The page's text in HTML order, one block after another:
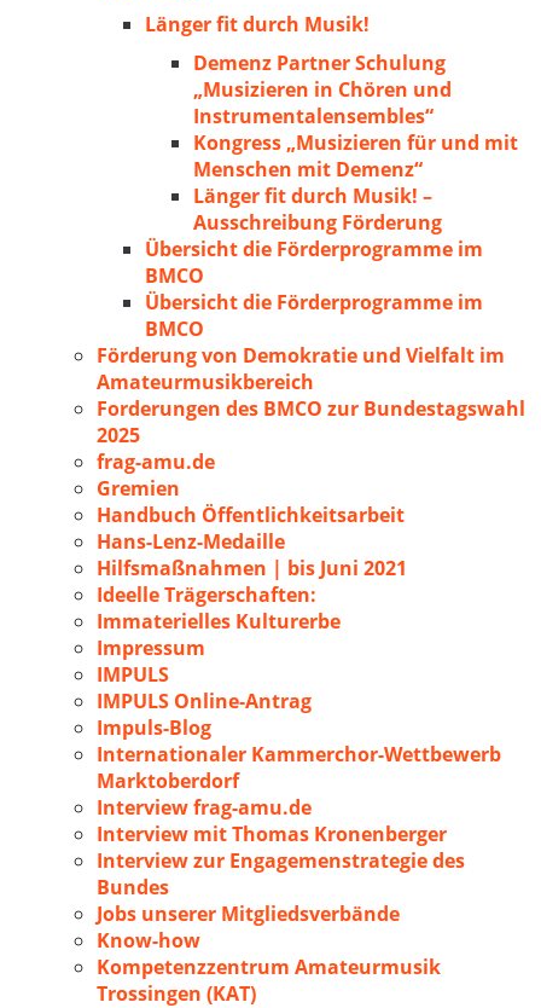
Länger fit durch Musik!
Demenz Partner Schulung
„Musizieren in Chören und
Instrumentalensembles“
Kongress „Musizieren für und mit
Menschen mit Demenz“
Länger fit durch Musik! –
Ausschreibung Förderung
Übersicht die Förderprogramme im
BMCO
Übersicht die Förderprogramme im
BMCO
Förderung von Demokratie und Vielfalt im
Amateurmusikbereich
Forderungen des BMCO zur Bundestagswahl
2025
frag-amu.de
Gremien
Handbuch Öffentlichkeitsarbeit
Hans-Lenz-Medaille
Hilfsmaßnahmen | bis Juni 2021
Ideelle Trägerschaften:
Immaterielles Kulturerbe
Impressum
IMPULS
IMPULS Online-Antrag
Impuls-Blog
Internationaler Kammerchor-Wettbewerb
Marktoberdorf
Interview frag-amu.de
Interview mit Thomas Kronenberger
Interview zur Engagemenstrategie des
Bundes
Jobs unserer Mitgliedsverbände
Know-how
Kompetenzzentrum Amateurmusik
Trossingen (KAT)